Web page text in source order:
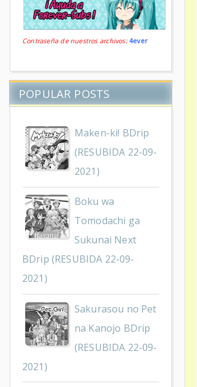
Contraseña de nuestros archivos: 4ever
POPULAR POSTS
Maken-ki! BDrip
(RESUBIDA 22-09-
2021)
Boku wa
Tomodachi ga
Sukunai Next
BDrip (RESUBIDA 22-09-
2021)
Sakurasou no Pet
na Kanojo BDrip
(RESUBIDA 22-09-
2021)